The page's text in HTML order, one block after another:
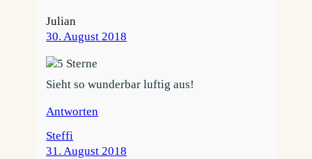
Julian
30. August 2018
Sieht so wunderbar luftig aus!
Antworten
Steffi
31. August 2018